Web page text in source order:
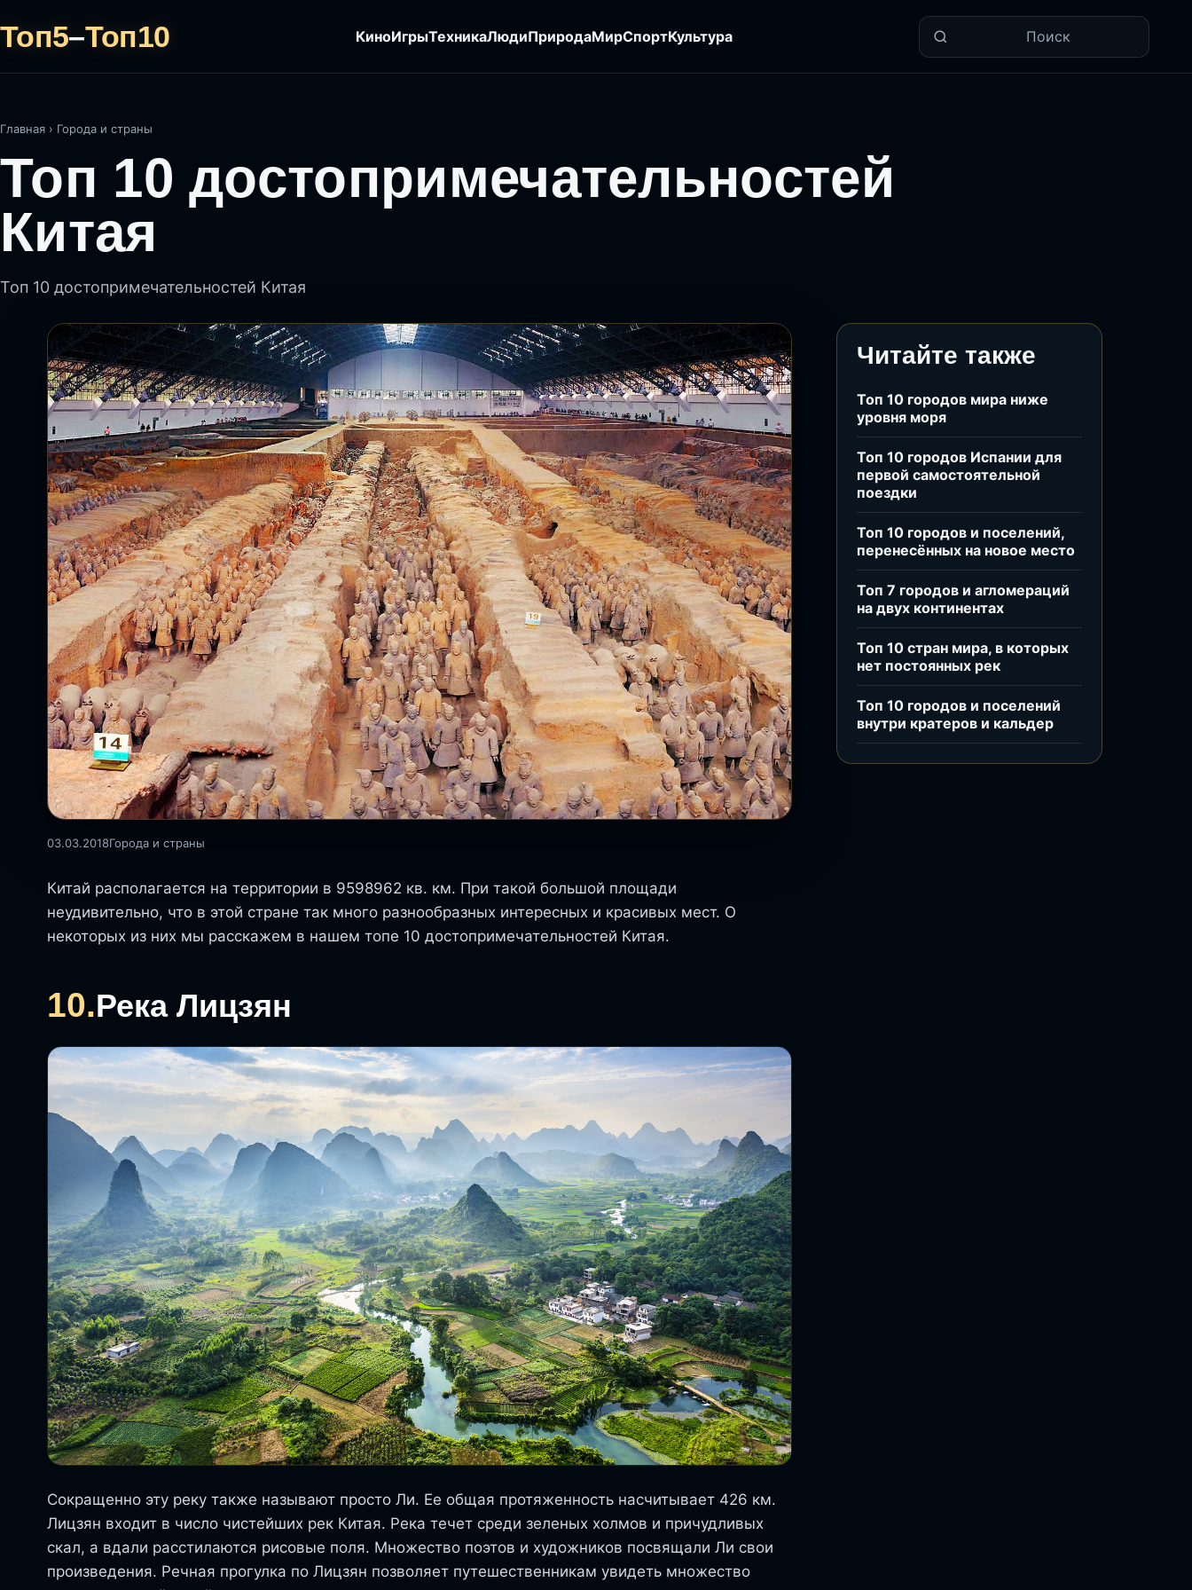
Топ5–Топ10 КиноИгрыТехникаЛюдиПриродаМирСпортКультура Поиск
Главная › Города и страны
Топ 10 достопримечательностей
Китая
Топ 10 достопримечательностей Китая
03.03.2018Города и страны
Китай располагается на территории в 9598962 кв. км. При такой большой площади
неудивительно, что в этой стране так много разнообразных интересных и красивых мест. О
некоторых из них мы расскажем в нашем топе 10 достопримечательностей Китая.
10.Река Лицзян
Сокращенно эту реку также называют просто Ли. Ее общая протяженность насчитывает 426 км.
Лицзян входит в число чистейших рек Китая. Река течет среди зеленых холмов и причудливых
скал, а вдали расстилаются рисовые поля. Множество поэтов и художников посвящали Ли свои
произведения. Речная прогулка по Лицзян позволяет путешественникам увидеть множество
Читайте также
Топ 10 городов мира ниже
уровня моря
Топ 10 городов Испании для
первой самостоятельной
поездки
Топ 10 городов и поселений,
перенесённых на новое место
Топ 7 городов и агломераций
на двух континентах
Топ 10 стран мира, в которых
нет постоянных рек
Топ 10 городов и поселений
внутри кратеров и кальдер